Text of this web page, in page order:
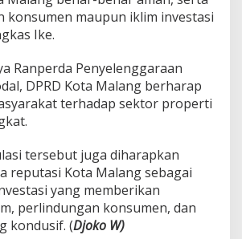
konsumen maupun iklim investasi
Ike.
Ranperda Penyelenggaraan
DPRD Kota Malang berharap
terhadap sektor properti
tersebut juga diharapkan
reputasi Kota Malang sebagai
yang memberikan
perlindungan konsumen, dan
kondusif. (Djoko W)